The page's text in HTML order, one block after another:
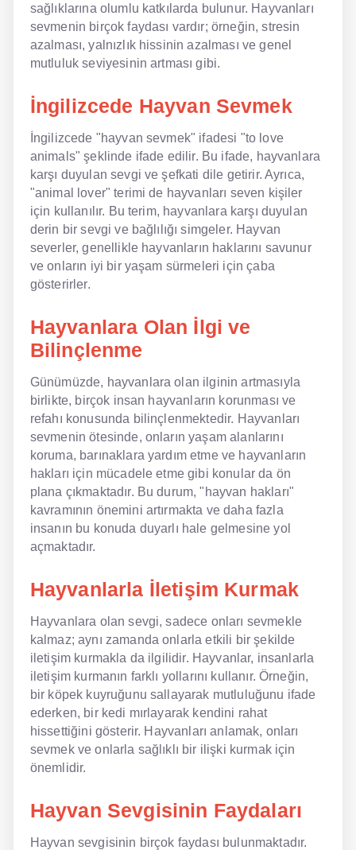
İngilizce Kursu Yorum
İngilizce Kursu
Offline İngilizce
Online İngilizce
Sözlük
Tavsiyeler
Gizlilik Politikası
Bize Ulaşın
sağlıklarına olumlu katkılarda bulunur. Hayvanları
sevmenin birçok faydası vardır; örneğin, stresin
azalması, yalnızlık hissinin azalması ve genel
mutluluk seviyesinin artması gibi.
İngilizcede Hayvan Sevmek
İngilizcede "hayvan sevmek" ifadesi "to love
animals" şeklinde ifade edilir. Bu ifade, hayvanlara
karşı duyulan sevgi ve şefkati dile getirir. Ayrıca,
"animal lover" terimi de hayvanları seven kişiler
için kullanılır. Bu terim, hayvanlara karşı duyulan
derin bir sevgi ve bağlılığı simgeler. Hayvan
severler, genellikle hayvanların haklarını savunur
ve onların iyi bir yaşam sürmeleri için çaba
gösterirler.
Hayvanlara Olan İlgi ve
Bilinçlenme
Günümüzde, hayvanlara olan ilginin artmasıyla
birlikte, birçok insan hayvanların korunması ve
refahı konusunda bilinçlenmektedir. Hayvanları
sevmenin ötesinde, onların yaşam alanlarını
koruma, barınaklara yardım etme ve hayvanların
hakları için mücadele etme gibi konular da ön
plana çıkmaktadır. Bu durum, "hayvan hakları"
kavramının önemini artırmakta ve daha fazla
insanın bu konuda duyarlı hale gelmesine yol
açmaktadır.
Hayvanlarla İletişim Kurmak
Hayvanlara olan sevgi, sadece onları sevmekle
kalmaz; aynı zamanda onlarla etkili bir şekilde
iletişim kurmakla da ilgilidir. Hayvanlar, insanlarla
iletişim kurmanın farklı yollarını kullanır. Örneğin,
bir köpek kuyruğunu sallayarak mutluluğunu ifade
ederken, bir kedi mırlayarak kendini rahat
hissettiğini gösterir. Hayvanları anlamak, onları
sevmek ve onlarla sağlıklı bir ilişki kurmak için
önemlidir.
Hayvan Sevgisinin Faydaları
Hayvan sevgisinin birçok faydası bulunmaktadır.